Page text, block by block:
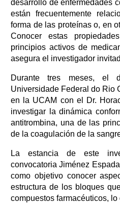
desarrollo de enfermedades
están frecuentemente
forma de las proteínas o, en
Conocer estas
principios activos de
asegura el investigador
Durante tres meses, el
Universidade Federal do Rio
en la UCAM con el Dr.
investigar la dinámica
antitrombina, una de las
de la coagulación de la
La estancia de este
convocatoria Jiménez
como objetivo conocer
estructura de los bloques
compuestos farmacéuticos,